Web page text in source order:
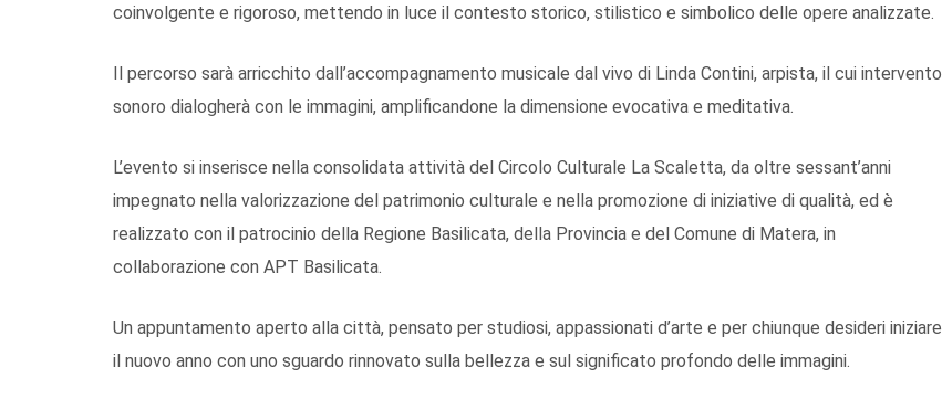
coinvolgente e rigoroso, mettendo in luce il contesto storico, stilistico e simbolico delle opere analizzate.
Il percorso sarà arricchito dall’accompagnamento musicale dal vivo di Linda Contini, arpista, il cui intervento
sonoro dialogherà con le immagini, amplificandone la dimensione evocativa e meditativa.
L’evento si inserisce nella consolidata attività del Circolo Culturale La Scaletta, da oltre sessant’anni
impegnato nella valorizzazione del patrimonio culturale e nella promozione di iniziative di qualità, ed è
realizzato con il patrocinio della Regione Basilicata, della Provincia e del Comune di Matera, in
collaborazione con APT Basilicata.
Un appuntamento aperto alla città, pensato per studiosi, appassionati d’arte e per chiunque desideri iniziare
il nuovo anno con uno sguardo rinnovato sulla bellezza e sul significato profondo delle immagini.